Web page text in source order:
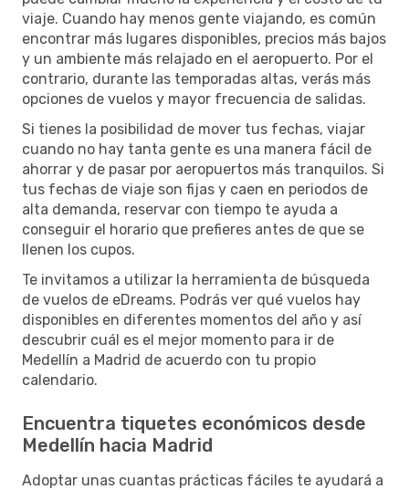
viaje. Cuando hay menos gente viajando, es común
encontrar más lugares disponibles, precios más bajos
y un ambiente más relajado en el aeropuerto. Por el
contrario, durante las temporadas altas, verás más
opciones de vuelos y mayor frecuencia de salidas.
Si tienes la posibilidad de mover tus fechas, viajar
cuando no hay tanta gente es una manera fácil de
ahorrar y de pasar por aeropuertos más tranquilos. Si
tus fechas de viaje son fijas y caen en periodos de
alta demanda, reservar con tiempo te ayuda a
conseguir el horario que prefieres antes de que se
llenen los cupos.
Te invitamos a utilizar la herramienta de búsqueda
de vuelos de eDreams. Podrás ver qué vuelos hay
disponibles en diferentes momentos del año y así
descubrir cuál es el mejor momento para ir de
Medellín a Madrid de acuerdo con tu propio
calendario.
Encuentra tiquetes económicos desde
Medellín hacia Madrid
Adoptar unas cuantas prácticas fáciles te ayudará a